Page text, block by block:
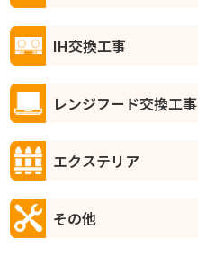
IH交換工事
レンジフード交換工事
エクステリア
その他